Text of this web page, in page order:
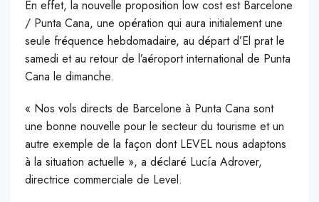
En effet, la nouvelle proposition low cost est Barcelone
/ Punta Cana, une opération qui aura initialement une
seule fréquence hebdomadaire, au départ d’El prat le
samedi et au retour de l’aéroport international de Punta
Cana le dimanche.
« Nos vols directs de Barcelone à Punta Cana sont
une bonne nouvelle pour le secteur du tourisme et un
autre exemple de la façon dont LEVEL nous adaptons
à la situation actuelle », a déclaré Lucía Adrover,
directrice commerciale de Level.